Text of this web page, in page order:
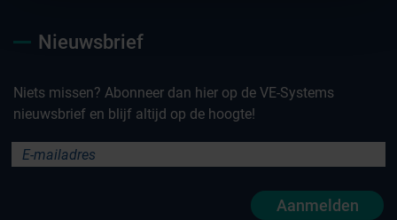
Nieuwsbrief
Niets missen? Abonneer dan hier op de VE-Systems
nieuwsbrief en blijf altijd op de hoogte!
Aanmelden